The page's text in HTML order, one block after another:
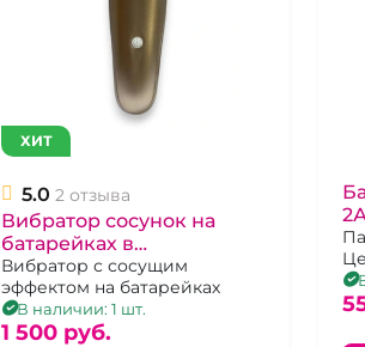
ХИТ
5.0 2 отзыва
Вибратор сосунок на
батарейках в
ассортименте
Вибратор с сосущим
эффектом на батарейках
В наличии: 1 шт.
1 500 pуб.